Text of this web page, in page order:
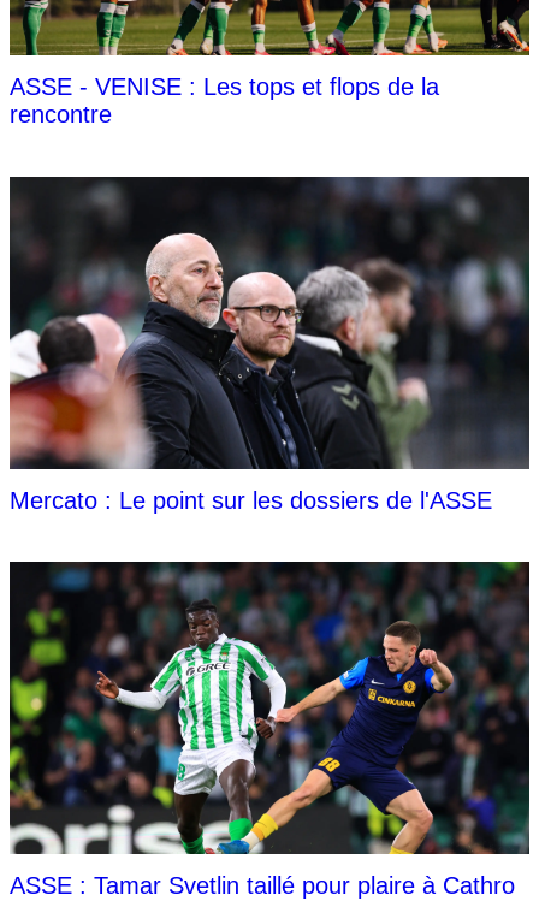
ASSE - VENISE : Les tops et flops de la
rencontre
Mercato : Le point sur les dossiers de l'ASSE
ASSE : Tamar Svetlin taillé pour plaire à Cathro